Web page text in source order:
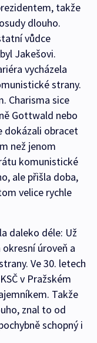
takže
dlouho.
vůdce
Jakešovi.
vycházela
strany.
Charisma sice
Gottwald nebo
dokázali obracet
než jenom
komunistické
ale přišla doba,
velice rychle
daleko déle: Už
úroveň a
Ve 30. letech
v Pražském
Takže
znal to od
schopný i